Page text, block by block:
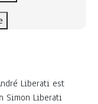
Liberati est
Simon Liberati